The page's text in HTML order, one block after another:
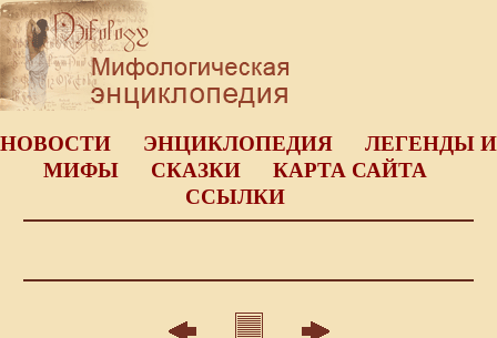
НОВОСТИ ЭНЦИКЛОПЕДИЯ
ЛЕГЕНДЫ И
МИФЫ
СКАЗКИ
КАРТА САЙТА
ССЫЛКИ